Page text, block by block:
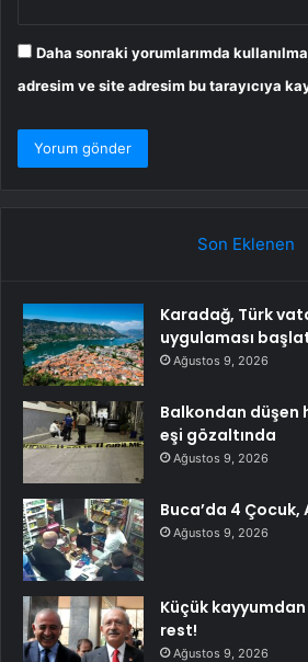
Daha sonraki yorumlarımda
adresim ve site adresim bu tarayıcıya
Son Eklenen
Karadağ, Türk
uygulaması
Ağustos 9, 2026
Balkondan düşen
eşi gözaltında
Ağustos 9, 2026
Buca’da 4 Çocuk,
Ağustos 9, 2026
Küçük
rest!
Ağustos 9, 2026